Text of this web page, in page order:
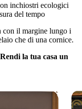
inchiostri ecologici
del tempo
con il margine lungo i
che di una cornice.
Rendi la tua casa un